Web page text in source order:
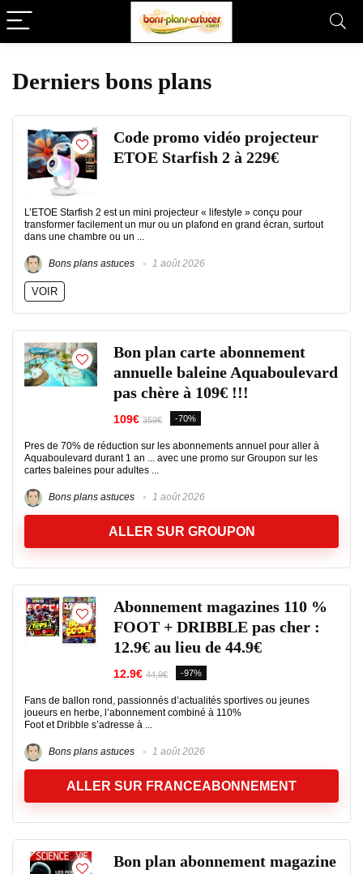
Derniers bons plans
Code promo vidéo projecteur
ETOE Starfish 2 à 229€
L’ETOE Starfish 2 est un mini projecteur « lifestyle » conçu pour
transformer facilement un mur ou un plafond en grand écran, surtout
dans une chambre ou un ...
Bons plans astuces 1 août 2026
VOIR
Bon plan carte abonnement
annuelle baleine Aquaboulevard
pas chère à 109€ !!!
109€ 359€ -70%
Pres de 70% de réduction sur les abonnements annuel pour aller à
Aquaboulevard durant 1 an ... avec une promo sur Groupon sur les
cartes baleines pour adultes ...
Bons plans astuces 1 août 2026
ALLER SUR GROUPON
Abonnement magazines 110 %
FOOT + DRIBBLE pas cher :
12.9€ au lieu de 44.9€
12.9€ 44,9€ -97%
Fans de ballon rond, passionnés d’actualités sportives ou jeunes
joueurs en herbe, l’abonnement combiné à 110%
Foot et Dribble s’adresse à ...
Bons plans astuces 1 août 2026
ALLER SUR FRANCEABONNEMENT
Bon plan abonnement magazine